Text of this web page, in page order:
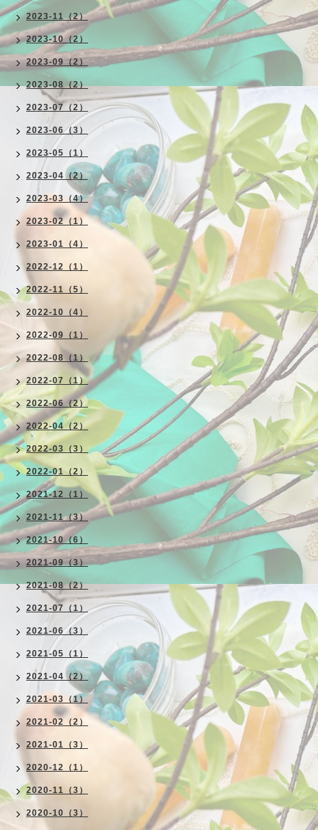
2023-11（2）
2023-10（2）
2023-09（2）
2023-08（2）
2023-07（2）
2023-06（3）
2023-05（1）
2023-04（2）
2023-03（4）
2023-02（1）
2023-01（4）
2022-12（1）
2022-11（5）
2022-10（4）
2022-09（1）
2022-08（1）
2022-07（1）
2022-06（2）
2022-04（2）
2022-03（3）
2022-01（2）
2021-12（1）
2021-11（3）
2021-10（6）
2021-09（3）
2021-08（2）
2021-07（1）
2021-06（3）
2021-05（1）
2021-04（2）
2021-03（1）
2021-02（2）
2021-01（3）
2020-12（1）
2020-11（3）
2020-10（3）